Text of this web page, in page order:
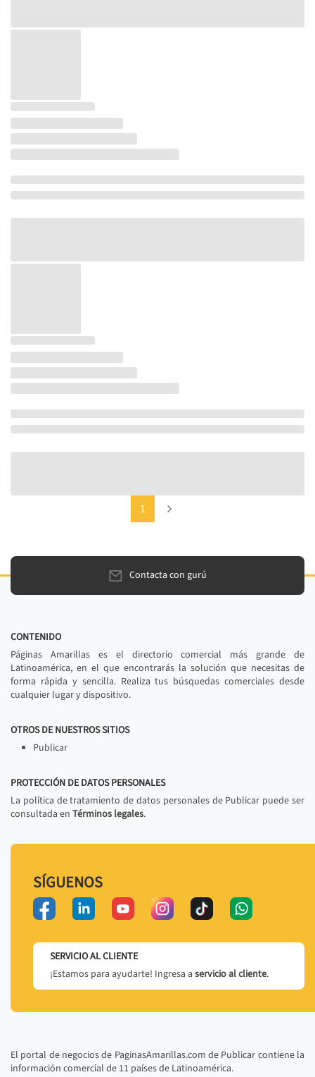
1(current)
Contacta con gurú
CONTENIDO
Páginas Amarillas es el directorio comercial más grande de
Latinoamérica, en el que encontrarás la solución que necesitas de
forma rápida y sencilla. Realiza tus búsquedas comerciales desde
cualquier lugar y dispositivo.
OTROS DE NUESTROS SITIOS
Publicar
PROTECCIÓN DE DATOS PERSONALES
La política de tratamiento de datos personales de Publicar puede ser
consultada en Términos legales.
SÍGUENOS
SERVICIO AL CLIENTE
¡Estamos para ayudarte! Ingresa a servicio al cliente.
El portal de negocios de PaginasAmarillas.com de Publicar contiene la
información comercial de 11 países de Latinoamérica.